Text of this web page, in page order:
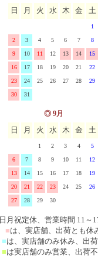
ス
マニー ブロドリー(刺繍)シ
ーズ
マニー エンボス&レース
マニー シャンドファミーユ
マニー ベアシリーズ
マニー その他の陶器ガラス
マニー その他布製品
日 月 火 水 木 金 土
1
2 3 4 5 6 7 8
9 10 11 12 13 14 15
16 17 18 19 20 21 22
23 24 25 26 27 28 29
30 31
◎ 9月
日 月 火 水 木 金 土
1 2 3 4 5
6 7 8 9 10 11 12
13 14 15 16 17 18 19
20 21 22 23 24 25 26
27 28 29 30
日月祝定休、営業時間 11～
■は、実店舗、出荷とも休
■は、実店舗のみ休み、出
■は実店舗のみ営業、出荷